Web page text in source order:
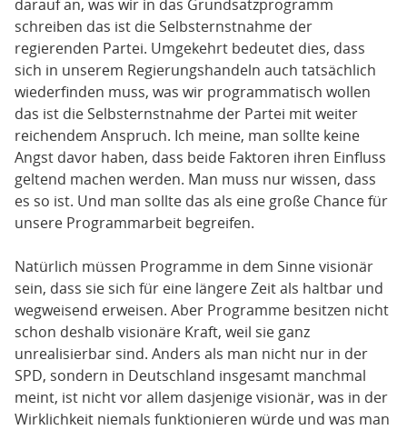
darauf an, was wir in das Grundsatzprogramm
schreiben das ist die Selbsternstnahme der
regierenden Partei. Umgekehrt bedeutet dies, dass
sich in unserem Regierungshandeln auch tatsächlich
wiederfinden muss, was wir programmatisch wollen
das ist die Selbsternstnahme der Partei mit weiter
reichendem Anspruch. Ich meine, man sollte keine
Angst davor haben, dass beide Faktoren ihren Einfluss
geltend machen werden. Man muss nur wissen, dass
es so ist. Und man sollte das als eine große Chance für
unsere Programmarbeit begreifen.
Natürlich müssen Programme in dem Sinne visionär
sein, dass sie sich für eine längere Zeit als haltbar und
wegweisend erweisen. Aber Programme besitzen nicht
schon deshalb visionäre Kraft, weil sie ganz
unrealisierbar sind. Anders als man nicht nur in der
SPD, sondern in Deutschland insgesamt manchmal
meint, ist nicht vor allem dasjenige visionär, was in der
Wirklichkeit niemals funktionieren würde und was man